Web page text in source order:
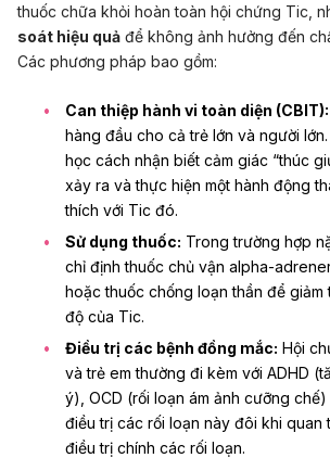
thuốc chữa khỏi hoàn toàn hội chứng Tic,
soát hiệu quả để không ảnh hưởng đến
Các phương pháp bao gồm:
Can thiệp hành vi toàn diện (CBIT):
hàng đầu cho cả trẻ lớn và người
học cách nhận biết cảm giác “thúc
xảy ra và thực hiện một hành động
thích với Tic đó.
Sử dụng thuốc: Trong trường hợp
chỉ định thuốc chủ vận alpha-
hoặc thuốc chống loạn thần để giảm
độ của Tic.
Điều trị các bệnh đồng mắc: Hội
và trẻ em thường đi kèm với ADHD
ý), OCD (rối loạn ám ảnh cưỡng
điều trị các rối loạn này đôi khi quan
điều trị chính các rối loạn.